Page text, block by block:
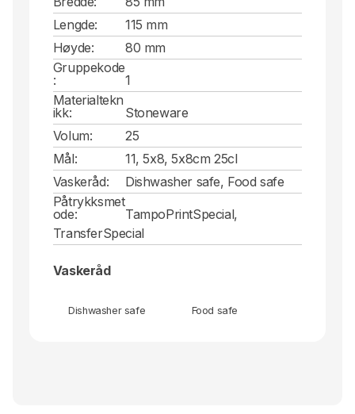
Lengde:
115 mm
Høyde:
80 mm
Gruppekode
:
1
Materialtekn
ikk:
Stoneware
Volum:
25
Mål:
11, 5x8, 5x8cm 25cl
Vaskeråd:
Dishwasher safe, Food safe
Påtrykksmet
ode:
TampoPrintSpecial,
TransferSpecial
Vaskeråd
Dishwasher safe Food safe